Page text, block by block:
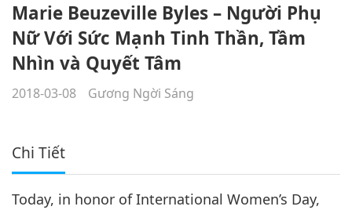
Marie Beuzeville Byles – Người Phụ
Nữ Với Sức Mạnh Tinh Thần, Tầm
Nhìn và Quyết Tâm
2018-03-08 Gương Ngời Sáng
Chi Tiết
Today, in honor of International Women’s Day,